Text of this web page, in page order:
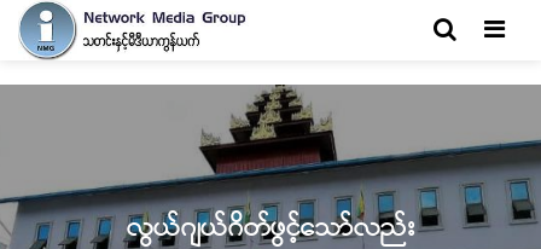
လွယ်ဂျယ်ဂိတ်ဖွင့်သော်လည်း